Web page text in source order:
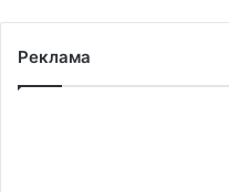
знищенню будівлі
Реклама